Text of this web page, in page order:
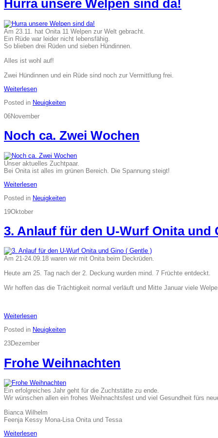
Hurra unsere Welpen sind da!
Am 23.11. hat Onita 11 Welpen zur Welt gebracht.
Ein Rüde war leider nicht lebensfähig.
So blieben drei Rüden und sieben Hündinnen.
Alles ist wohl auf!
Zwei Hündinnen und ein Rüde sind noch zur Vermittlung frei.
Weiterlesen
Posted in Neuigkeiten
06November
Noch ca. Zwei Wochen
Unser aktuelles Zuchtpaar.
Bei Onita ist alles im grünen Bereich. Die Spannung steigt!
Weiterlesen
Posted in Neuigkeiten
19Oktober
3. Anlauf für den U-Wurf Onita und
Am 21-24.09.18 waren wir mit Onita beim Deckrüden.
Heute am 25. Tag nach der 2. Deckung wurden mind. 7 Früchte entdeckt.
Wir hoffen das die Trächtigkeit normal verläuft und Mitte Januar viele
Weiterlesen
Posted in Neuigkeiten
23Dezember
Frohe Weihnachten
Ein erfolgreiches Jahr geht für die Zuchtstätte zu ende.
Wir wünschen allen ein frohes Weihnachtsfest und viel Gesundheit fürs
Bianca Wilhelm
Feenja Kessy Mona-Lisa Onita und Tessa
Weiterlesen